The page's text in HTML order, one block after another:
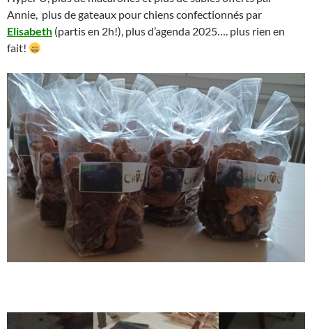
Annie, plus de gateaux pour chiens confectionnés par
Elisabeth (partis en 2h!), plus d’agenda 2025…. plus rien en
fait!